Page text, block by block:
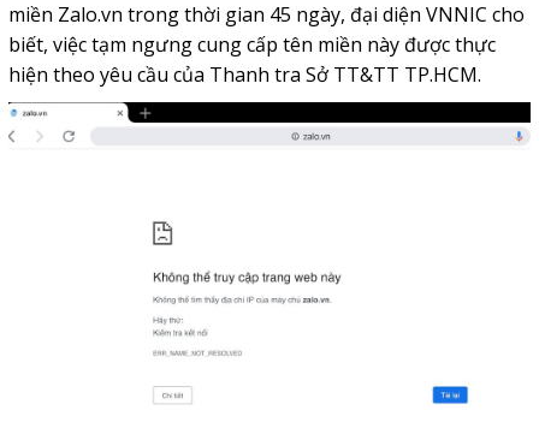
miền Zalo.vn trong thời gian 45 ngày, đại diện VNNIC cho
biết, việc tạm ngưng cung cấp tên miền này được thực
hiện theo yêu cầu của Thanh tra Sở TT&TT TP.HCM.